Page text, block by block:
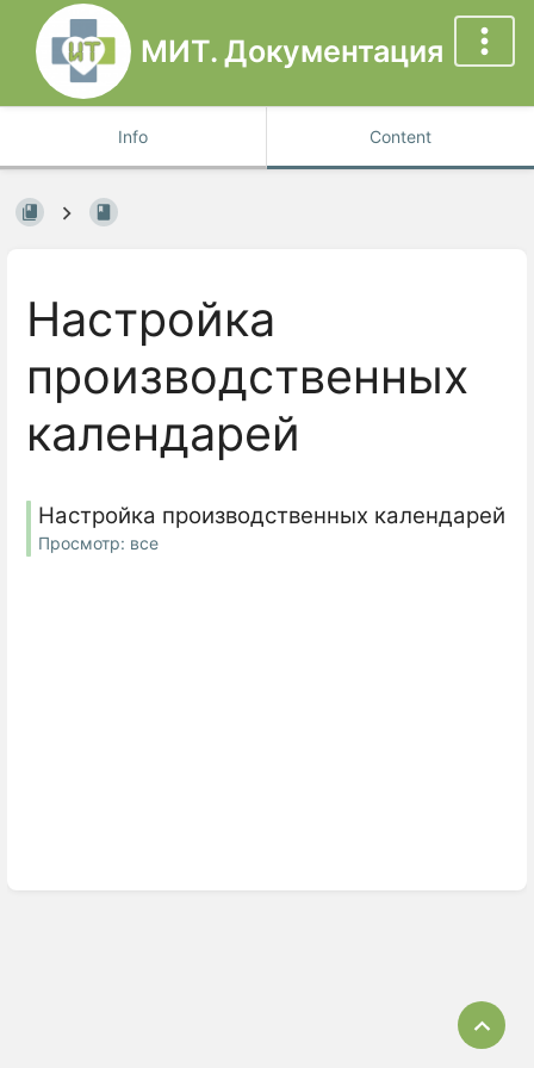
МИТ. Документация
Info Content
Настройка
производственных
календарей
Настройка производственных календарей
Просмотр: все